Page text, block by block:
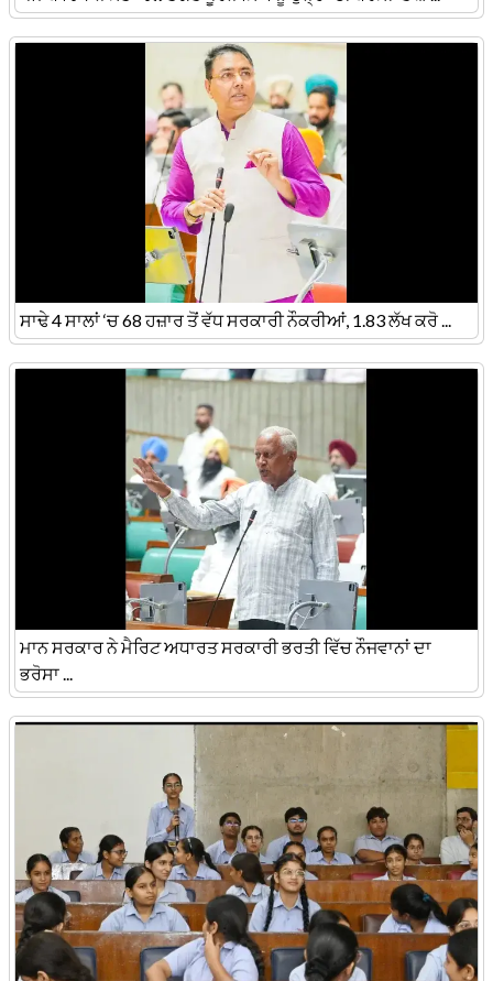
ਸਾਢੇ 4 ਸਾਲਾਂ ‘ਚ 68 ਹਜ਼ਾਰ ਤੋਂ ਵੱਧ ਸਰਕਾਰੀ ਨੌਕਰੀਆਂ, 1.83 ਲੱਖ ਕਰੋ ...
ਮਾਨ ਸਰਕਾਰ ਨੇ ਮੈਰਿਟ ਅਧਾਰਤ ਸਰਕਾਰੀ ਭਰਤੀ ਵਿੱਚ ਨੌਜਵਾਨਾਂ ਦਾ
ਭਰੋਸਾ ...